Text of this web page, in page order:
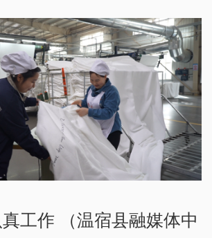
工作 （温宿县融媒体中